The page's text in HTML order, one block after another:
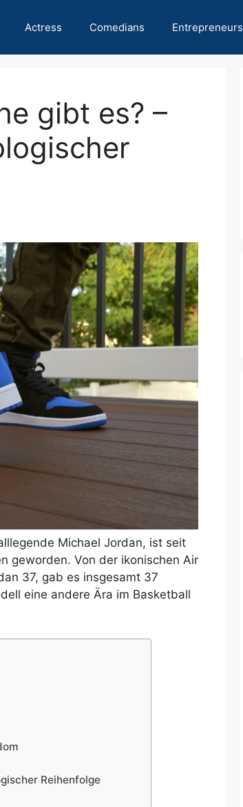
Actress Comedians Entrepreneurs
gibt es? –
Michael Jordan, ist seit
geworden. Von der ikonischen Air
37, gab es insgesamt 37
eine andere Ära im Basketball
Reihenfolge